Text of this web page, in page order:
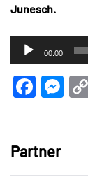
Junesch.
Audio-
Player
00:00
Partner